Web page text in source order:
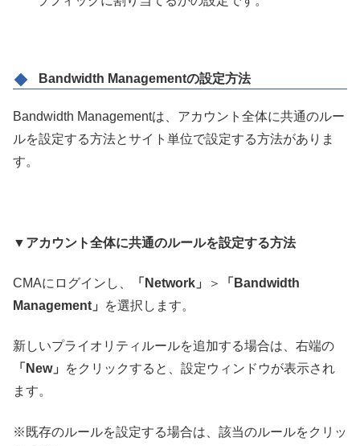
Bandwidth Managementの設定方法
Bandwidth Managementは、アカウント全体に共通のルー
ルを設定する方法とサイト単位で設定する方法がありま
す。
▼アカウント全体に共通のルールを設定する方法
CMAにログインし、 「Network」 ＞
「Bandwidth
Management」
を選択します。
新しいプライオリティルールを追加する場合は、右端の
「New」
をクリックすると、設定ウィンドウが表示され
ます。
※既存のルールを設定する場合は、該当のルールをクリッ